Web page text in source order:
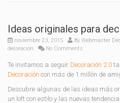
Ideas originales para
noviembre 23, 2015 By Webmaster
decoración
No Comments
Te invitamos a seguir Decoración 2.0
Decoración con más de 1 millón de
Descubre algunas de las ideas más
un loft con estilo y las nuevas